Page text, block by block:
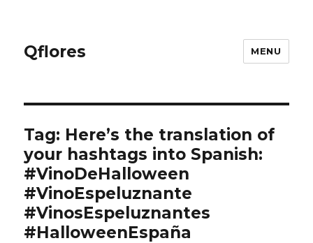
Qflores MENU
Tag: Here’s the translation of
your hashtags into Spanish:
#VinoDeHalloween
#VinoEspeluznante
#VinosEspeluznantes
#HalloweenEspaña